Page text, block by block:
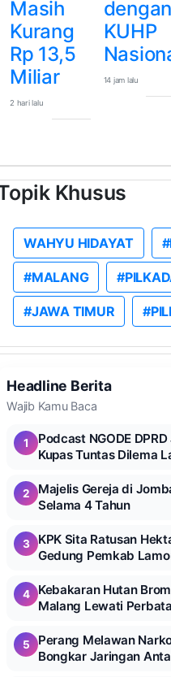
Masih
Kurang
Rp 13,5
Miliar
2 hari lalu
dengan
KUHP
14 jam lalu
Khusus
WAHYU HIDAYAT
#MALANG
#JAWA TIMUR
Headline Berita
Wajib Kamu Baca
1
Podcast NGODE
Kupas Tuntas Dilema
2
Majelis Gereja di
Selama 4 Tahun
3
KPK Sita Ratusan
Gedung Pemkab
4
Kebakaran Hutan
Malang Lewati
5
Perang Melawan
Bongkar Jaringan